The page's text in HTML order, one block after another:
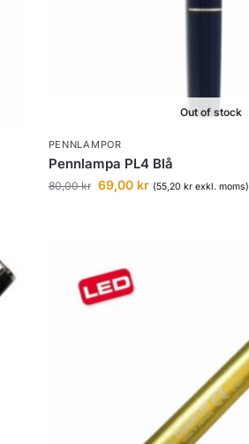
Out of stock
PENNLAMPOR
Pennlampa PL4 Blå
80,00kr 69,00 kr (55,20 krexkl. moms)